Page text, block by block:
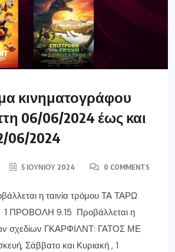
κινηματογράφου
06/06/2024 έως και
06/2024
5 ΙΟΥΝΊΟΥ 2024 0 COMMENTS
η ταινία τρόμου ΤΑ ΤΑΡΩ
ΠΡΟΒΟΛΗ 9.15 Προβάλλεται η
σχεδίων ΓΚΑΡΦΙΛΝΤ: ΓΑΤΟΣ ΜΕ
Σάββατο και Κυριακή , 1